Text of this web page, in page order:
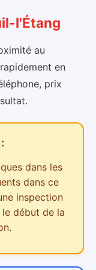
l'Étang
au
en
prix
dans les
dans ce
inspection
début de la